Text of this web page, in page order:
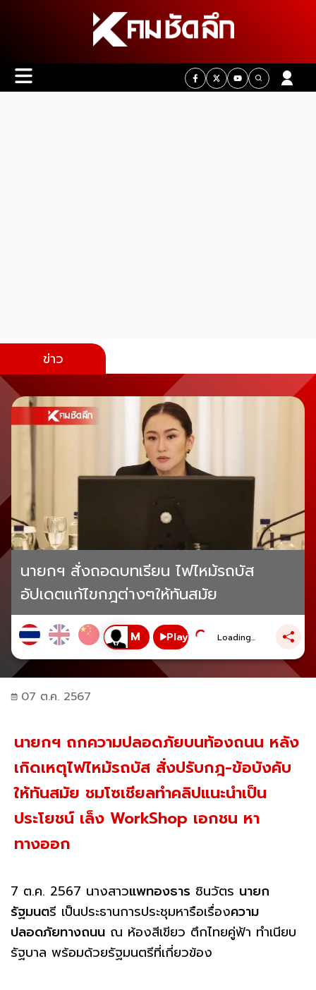
ข่าว
นายกฯ สั่งถอดบทเรียน ไฟไหม้รถบัส
อัปเดตแก้ไขกฎต่างๆให้ทันสมัย
Play Loading...
07 ต.ค. 2567
นายกฯ ถกความปลอดภัยบนท้องถนน หลัง
เกิดเหตุไฟไหม้รถบัส สั่งปรับกฎ-ข้อบังคับ
ให้ทันสมัย ชมโซเชียลทำคลิปแนะนำเป็น
ประโยชน์ เล็ง WorkShop เอกชน หา
ทางออก
7 ต.ค. 2567 นางสาวแพทองธาร ชินวัตร นายก
รัฐมนตรี เป็นประธานการประชุมหารือเรื่องความ
ปลอดภัยทางถนน ณ ห้องสีเขียว ตึกไทยคู่ฟ้า ทำเนียบ
รัฐบาล พร้อมด้วยรัฐมนตรีที่เกี่ยวข้อง